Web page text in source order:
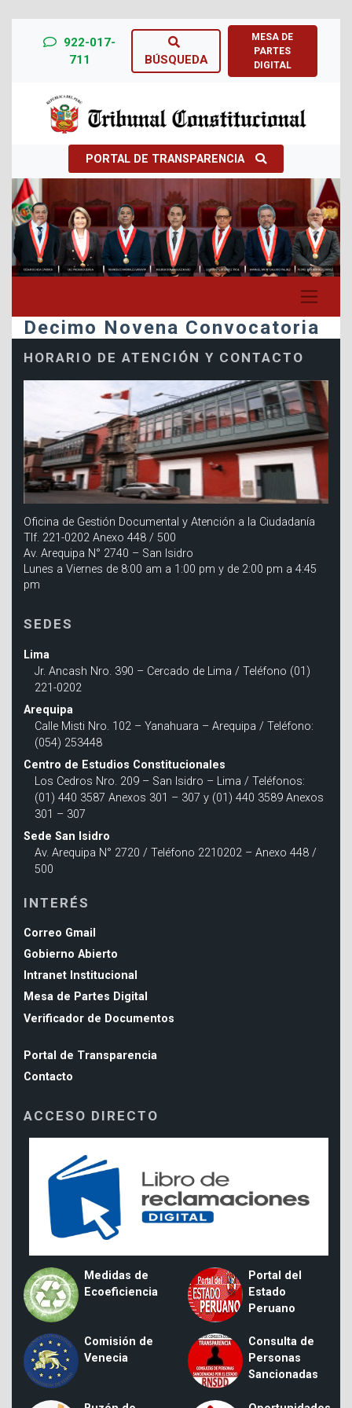
922-017-
711
BÚSQUEDA
MESA DE
PARTES
DIGITAL
PORTAL DE TRANSPARENCIA
Previous Next
Decimo Novena Convocatoria
HORARIO DE ATENCIÓN Y CONTACTO
Oficina de Gestión Documental y Atención a la Ciudadanía
Tlf. 221-0202 Anexo 448 / 500
Av. Arequipa N° 2740 – San Isidro
Lunes a Viernes de 8:00 am a 1:00 pm y de 2:00 pm a 4:45
pm
SEDES
Lima
Jr. Ancash Nro. 390 – Cercado de Lima / Teléfono (01)
221-0202
Arequipa
Calle Misti Nro. 102 – Yanahuara – Arequipa / Teléfono:
(054) 253448
Centro de Estudios Constitucionales
Los Cedros Nro. 209 – San Isidro – Lima / Teléfonos:
(01) 440 3587 Anexos 301 – 307 y (01) 440 3589 Anexos
301 – 307
Sede San Isidro
Av. Arequipa N° 2720 / Teléfono 2210202 – Anexo 448 /
500
INTERÉS
Correo Gmail
Gobierno Abierto
Intranet Institucional
Mesa de Partes Digital
Verificador de Documentos
Portal de Transparencia
Contacto
ACCESO DIRECTO
Medidas de
Ecoeficiencia
Portal del
Estado
Peruano
Comisión de
Venecia
Consulta de
Personas
Sancionadas